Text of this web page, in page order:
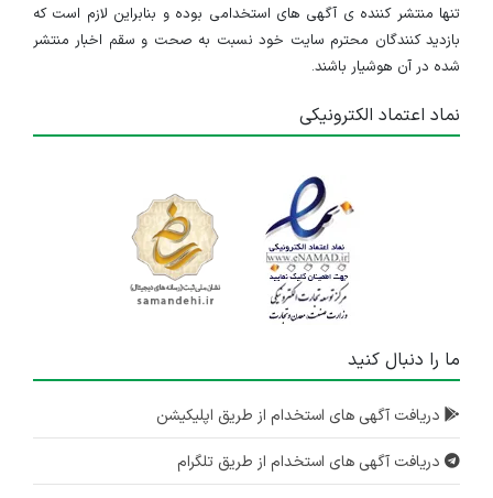
استخدام حسابدار تمام وقت
فارس
۴ سال پیش
استخدام کارشناس فروش تلفنی بیمه کارآفرین
فارس
تنها منتشر کننده ی آگهی های استخدامی بوده و بنابراین لازم است که
بازدید کنندگان محترم سایت خود نسبت به صحت و سقم اخبار منتشر
شده در آن هوشیار باشند.
نماد اعتماد الکترونیکی
ما را دنبال کنید
دریافت آگهی های استخدام از طریق اپلیکیشن
دریافت آگهی های استخدام از طریق تلگرام